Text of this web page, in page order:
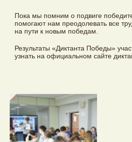
Пока мы помним о подвиге
помогают нам преодолевать все
на пути к новым победам.
Результаты «Диктанта Победы»
узнать на официальном сайте